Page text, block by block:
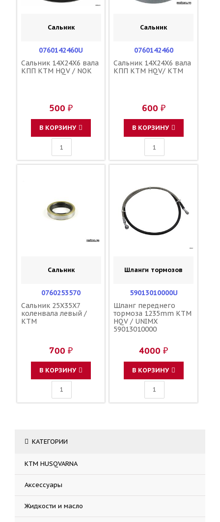
Сальник
0760142460U
Сальник 14X24X6 вала
КПП KTM HQV / NOK
500 ₽
В КОРЗИНУ
Сальник
0760142460
Сальник 14X24X6 вала
КПП KTM HQV/ KTM
600 ₽
В КОРЗИНУ
Сальник
0760253570
Сальник 25X35X7
коленвала левый /
KTM
700 ₽
В КОРЗИНУ
Шланги тормозов
59013010000U
Шланг переднего
тормоза 1235mm KTM
HQV / UNIMX
59013010000
4000 ₽
В КОРЗИНУ
КАТЕГОРИИ
KTM HUSQVARNA
Аксессуары
Жидкости и масло